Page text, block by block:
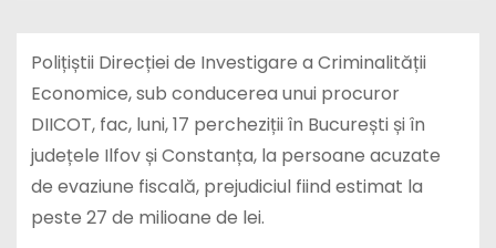
Polițiștii Direcției de Investigare a Criminalității
Economice, sub conducerea unui procuror
DIICOT, fac, luni, 17 percheziții în București și în
județele Ilfov și Constanța, la persoane acuzate
de evaziune fiscală, prejudiciul fiind estimat la
peste 27 de milioane de lei.